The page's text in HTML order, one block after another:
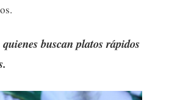
buscan platos rápidos